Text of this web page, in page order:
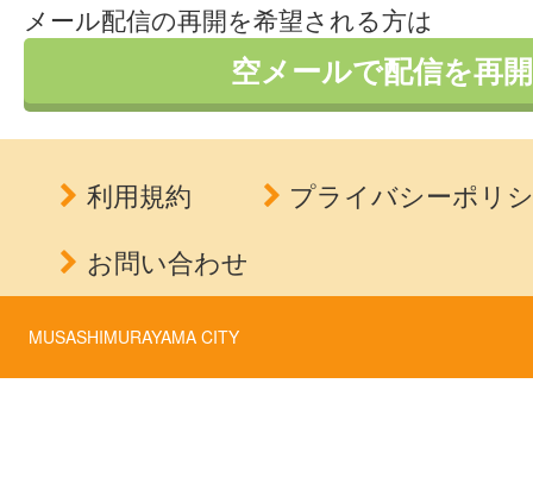
メール配信の再開を希望される方は
空メールで配信を再開
利用規約
プライバシーポリ
お問い合わせ
MUSASHIMURAYAMA CITY